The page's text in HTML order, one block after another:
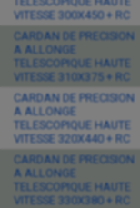
VITESSE 300X450 + RC
CARDAN DE PRECISION
A ALLONGE
TELESCOPIQUE HAUTE
VITESSE 310X375 + RC
CARDAN DE PRECISION
A ALLONGE
TELESCOPIQUE HAUTE
VITESSE 320X440 + RC
CARDAN DE PRECISION
A ALLONGE
TELESCOPIQUE HAUTE
VITESSE 330X380 + RC